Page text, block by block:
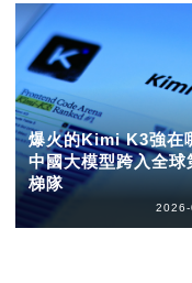
爆火的Kimi K3強在
中國大模型跨入全球
梯隊